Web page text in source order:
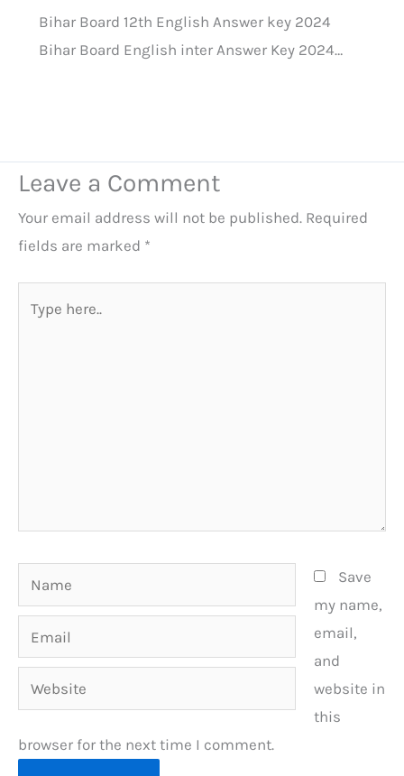
Bihar Board 12th English Answer key 2024
Bihar Board English inter Answer Key 2024…
Leave a Comment
Your email address will not be published. Required
fields are marked *
here..
Name
Website
Save
my name,
email,
and
website in
this
browser for the next time I comment.